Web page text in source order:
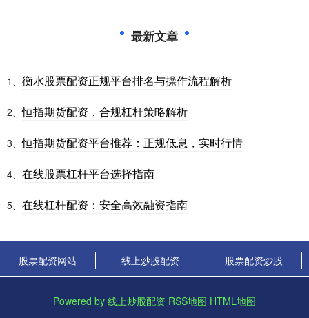
最新文章
1、 衡水股票配资正规平台排名与操作流程解析
2、恒指期货配资，合规杠杆策略解析
3、恒指期货配资平台推荐：正规低息，实时行情
4、 在线股票杠杆平台选择指南
5、 在线杠杆配资：安全高效融资指南
股票配资网站 线上炒股配资 股票配资炒股
Powered by 线上炒股配资 RSS地图 HTML地图